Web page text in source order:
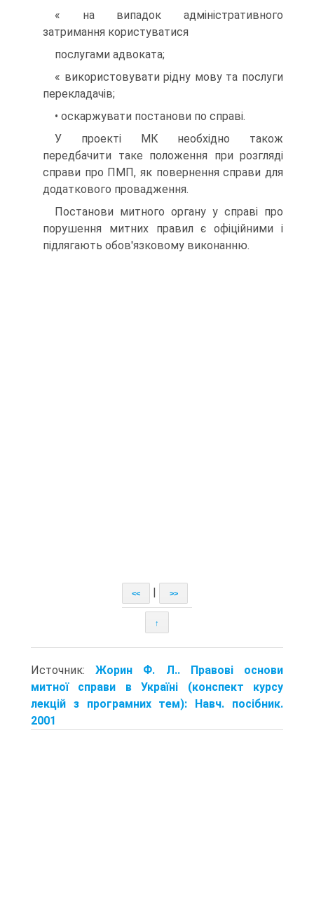
« на випадок адміністративного
затримання користуватися
послугами адвоката;
« використовувати рідну мову та послуги
перекладачів;
• оскаржувати постанови по справі.
У проекті МК необхідно також
передбачити таке положення при розгляді
справи про ПМП, як повернення справи для
додаткового провадження.
Постанови митного органу у справі про
порушення митних правил є офіційними і
підлягають обов'язковому виконанню.
<< >>
↑
Источник:Жорин Ф. Л.. Правові основи
митної справи в Україні (конспект курсу
лекцій з програмних тем): Навч. посібник.
2001